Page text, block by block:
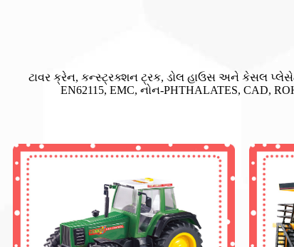
ટાવર ક્રેન, કન્સ્ટ્રક્શન ટ્રક, ડોલ હાઉસ અને કેસલ પ્લેસેટ,
EN62115, EMC, નોન-PHTHALATES, CAD,